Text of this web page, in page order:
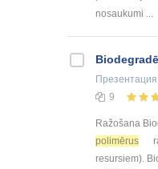
nosaukumi ...
Презентация
9
Ražošana
polimērus
resursiem).